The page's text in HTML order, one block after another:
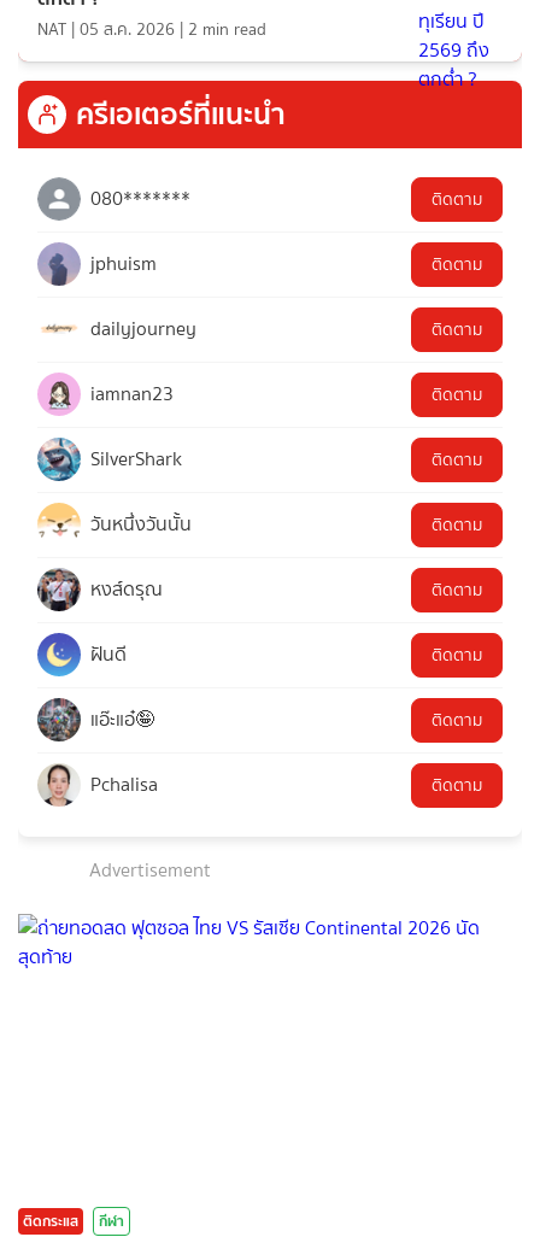
NAT |05 ส.ค. 2026 | 2 min read
ครีเอเตอร์ที่แนะนำ
080******* ติดตาม
jphuism ติดตาม
dailyjourney ติดตาม
iamnan23 ติดตาม
SilverShark ติดตาม
วันหนึ่งวันนั้น ติดตาม
หงส์ดรุณ ติดตาม
ฝันดี ติดตาม
แอ๊ะแอ๋🤪 ติดตาม
Pchalisa ติดตาม
Advertisement
ติดกระแส กีฬา